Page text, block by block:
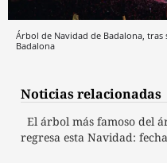
Árbol de Navidad de Badalona, tras
Badalona
Noticias relacionadas
El árbol más famoso del
regresa esta Navidad: